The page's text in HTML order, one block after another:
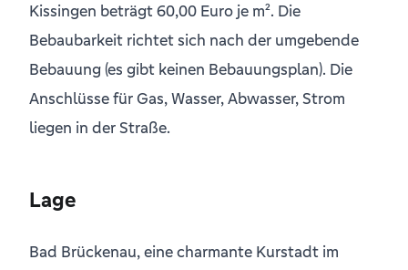
Kissingen beträgt 60,00 Euro je m². Die
Bebaubarkeit richtet sich nach der umgebende
Bebauung (es gibt keinen Bebauungsplan). Die
Anschlüsse für Gas, Wasser, Abwasser, Strom
liegen in der Straße.
Lage
Bad Brückenau, eine charmante Kurstadt im